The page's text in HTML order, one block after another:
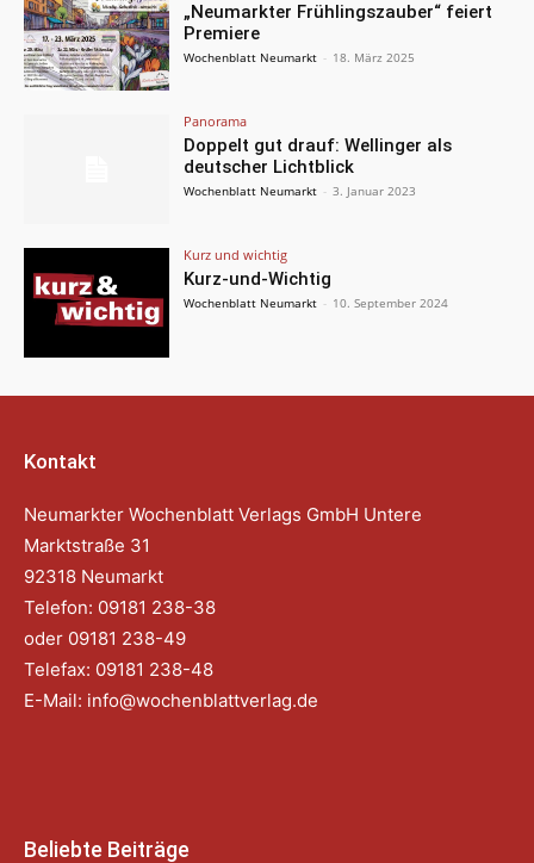
„Neumarkter Frühlingszauber“ feiert
Premiere
Wochenblatt Neumarkt - 18. März 2025
Panorama
Doppelt gut drauf: Wellinger als
deutscher Lichtblick
Wochenblatt Neumarkt - 3. Januar 2023
Kurz und wichtig
Kurz-und-Wichtig
Wochenblatt Neumarkt - 10. September 2024
Kontakt
Neumarkter Wochenblatt Verlags GmbH Untere
Marktstraße 31
92318 Neumarkt
Telefon: 09181 238-38
oder 09181 238-49
Telefax: 09181 238-48
E-Mail: info@wochenblattverlag.de
Beliebte Beiträge